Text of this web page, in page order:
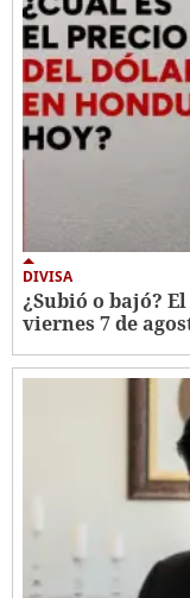
DIVISA
¿Subió o bajó?
viernes 7 de